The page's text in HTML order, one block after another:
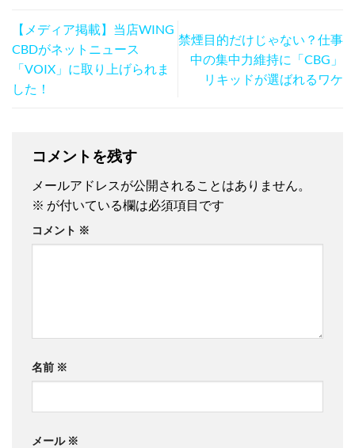
【メディア掲載】当店WING
CBDがネットニュース
「VOIX」に取り上げられま
した！
禁煙目的だけじゃない？仕事
中の集中力維持に「CBG」
リキッドが選ばれるワケ
コメントを残す
メールアドレスが公開されることはありません。
※ が付いている欄は必須項目です
コメント ※
名前 ※
メール ※